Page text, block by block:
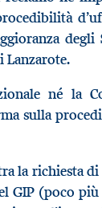
Lanzarote.
né la
sulla
la richiesta
GIP (poco